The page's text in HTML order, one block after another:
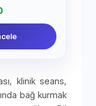
klinik seans,
bağ kurmak